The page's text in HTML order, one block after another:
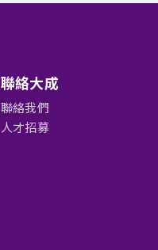
聯絡大成
聯絡我們
人才招募